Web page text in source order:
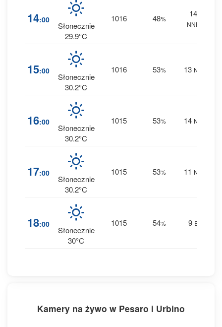
14:00
Słonecznie
29.9°C
1016 48%
14
NNE
15:00
Słonecznie
30.2°C
1016 53% 13 NE
16:00
Słonecznie
30.2°C
1015 53% 14 NE
17:00
Słonecznie
30.2°C
1015 53% 11 NE
18:00
Słonecznie
30°C
1015 54% 9 E
Kamery na żywo w Pesaro i Urbino